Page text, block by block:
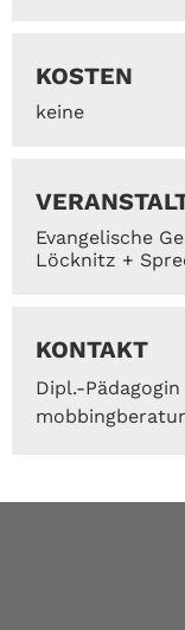
KOSTEN
keine
Evangelische
Löcknitz +
KONTAKT
Dipl.-